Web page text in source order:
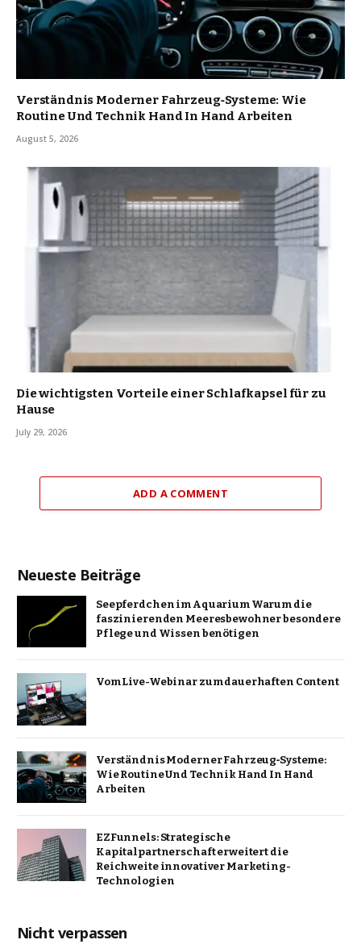
Verständnis Moderner Fahrzeug‑Systeme: Wie
Routine Und Technik Hand In Hand Arbeiten
August 5, 2026
Die wichtigsten Vorteile einer Schlafkapsel für zu
Hause
July 29, 2026
ADD A COMMENT
Neueste Beiträge
Seepferdchen im Aquarium Warum die
faszinierenden Meeresbewohner besondere
Pflege und Wissen benötigen
Vom Live-Webinar zum dauerhaften Content
Verständnis Moderner Fahrzeug‑Systeme:
Wie Routine Und Technik Hand In Hand
Arbeiten
EZFunnels: Strategische
Kapitalpartnerschaft erweitert die
Reichweite innovativer Marketing-
Technologien
Nicht verpassen